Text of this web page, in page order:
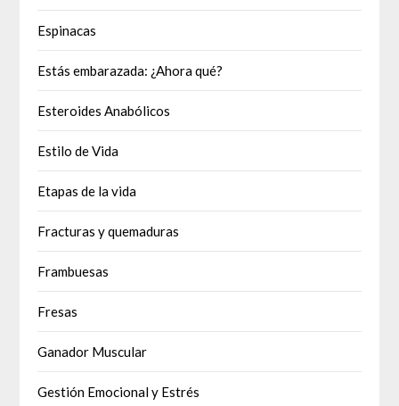
Espinacas
Estás embarazada: ¿Ahora qué?
Esteroides Anabólicos
Estilo de Vida
Etapas de la vida
Fracturas y quemaduras
Frambuesas
Fresas
Ganador Muscular
Gestión Emocional y Estrés